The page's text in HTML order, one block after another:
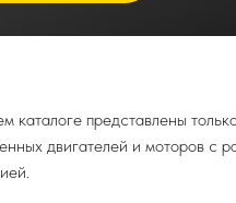
каталоге представлены
двигателей и моторов с